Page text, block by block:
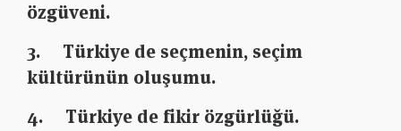
özgüveni.
3. Türkiye de seçmenin, seçim
kültürünün oluşumu.
4. Türkiye de fikir özgürlüğü.